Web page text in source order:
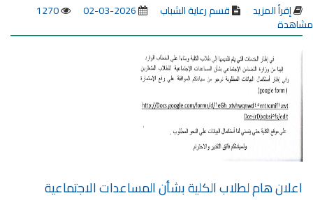
إقرأ المزيد قسم رعاية الشباب 2026-03-02
1270
مشاهدة
اعلان هام لطلاب الكلية بشأن المساعدات الاجتماعية